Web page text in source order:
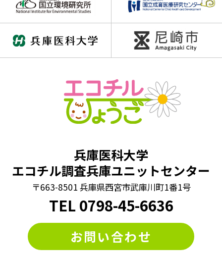
#三文字熟語
#三文字熟語クイズ
#並べかえクイズ
#並べ替えクイズ
#乳歯調査
#仲間はずれクイズ
#学童期検査
#対義語クイズ
#文字並べ替えクイズ
#法則クイズ
#漢字間違いさがし
#漢字間違い探し
#熟語クイズ
#穴埋めクイズ
#間違い探し
兵庫医科大学
エコチル調査兵庫ユニットセンター
〒663-8501 兵庫県西宮市武庫川町1番1号
TEL 0798-45-6636
お問い合わせ